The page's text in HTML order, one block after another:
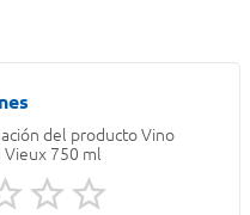
del producto Vino
750 ml